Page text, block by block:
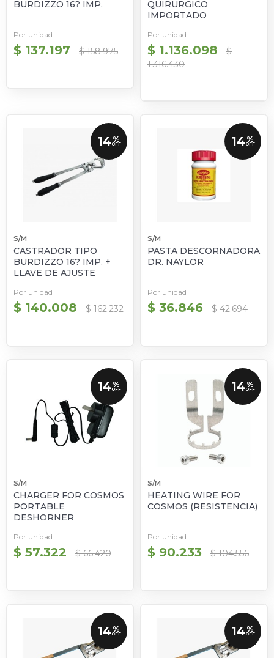
BURDIZZO 16? IMP.
Por unidad
$ 137.197 $ 158.975
QUIRURGICO
IMPORTADO
Por unidad
$ 1.136.098
$
1.316.430
14 %
OFF
S/M
CASTRADOR TIPO
BURDIZZO 16? IMP. +
LLAVE DE AJUSTE
Por unidad
$ 140.008 $ 162.232
14 %
OFF
S/M
PASTA DESCORNADORA
DR. NAYLOR
Por unidad
$ 36.846 $ 42.694
14 %
OFF
S/M
CHARGER FOR COSMOS
PORTABLE
DESHORNER
(CARGADOR)
Por unidad
$ 57.322 $ 66.420
14 %
OFF
S/M
HEATING WIRE FOR
COSMOS (RESISTENCIA)
Por unidad
$ 90.233 $ 104.556
14 %
OFF 14 %
OFF